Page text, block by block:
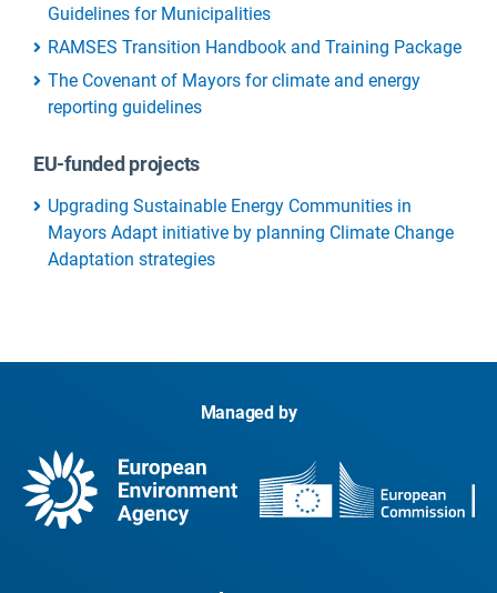
Guidelines for Municipalities
RAMSES Transition Handbook and Training Package
The Covenant of Mayors for climate and energy
reporting guidelines
EU-funded projects
Upgrading Sustainable Energy Communities in
Mayors Adapt initiative by planning Climate Change
Adaptation strategies
Managed by